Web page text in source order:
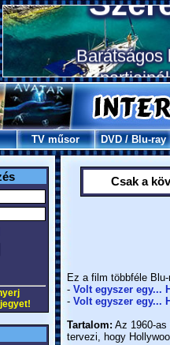
TV műsor DVD/Blu-ray
Csak a
Ez a film többféle
- Volt egyszer egy...
- Volt egyszer egy...
Tartalom: Az 1960-
tervezi, hogy